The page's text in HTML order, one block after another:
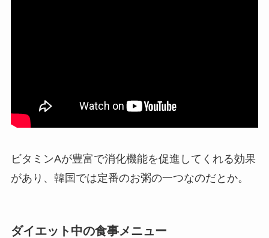
ビタミンAが豊富で消化機能を促進してくれる効果
があり、韓国では定番のお粥の一つなのだとか。
ダイエット中の食事メニュー